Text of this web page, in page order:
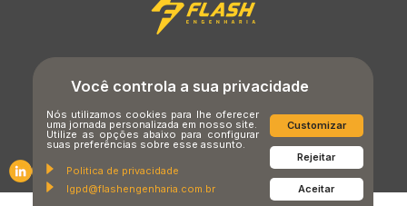
Política de Cookies Política de Privacidade
Você controla a sua privacidade
Nós utilizamos cookies para lhe oferecer
uma jornada personalizada em nosso site.
Utilize as opções abaixo para configurar
suas preferências sobre esse assunto.
Politica de privacidade
lgpd@flashengenharia.com.br
Customizar
Rejeitar
Aceitar